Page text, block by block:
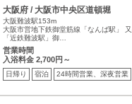
大阪府 / 大阪市中央区道頓堀
大阪難波駅153m
大阪市営地下鉄御堂筋線「なんば駅」
「近鉄難波駅」御…
営業時間
入浴料金 2,700円～
日帰り 宿泊 24時間営業、深夜営業